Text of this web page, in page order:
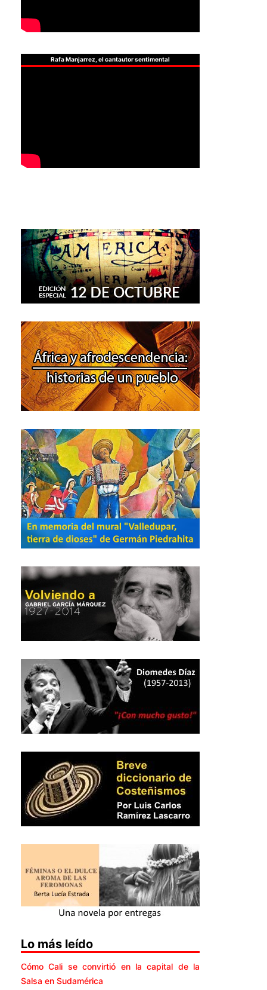
Rafa Manjarrez, el cantautor sentimental
Lo más leído
Cómo Cali se convirtió en la capital de la
Salsa en Sudamérica